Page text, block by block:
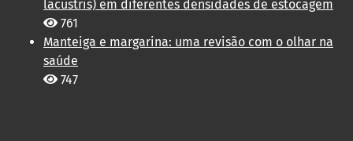
lacustris) em diferentes densidades de estocagem
761
Manteiga e margarina: uma revisão com o olhar na
saúde
747